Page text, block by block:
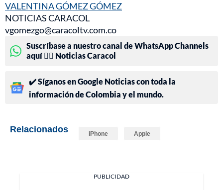
VALENTINA GÓMEZ GÓMEZ
NOTICIAS CARACOL
vgomezgo@caracoltv.com.co
Suscríbase a nuestro canal de WhatsApp Channels
aquí 👉🏻 Noticias Caracol
✔️ Síganos en Google Noticias con toda la
información de Colombia y el mundo.
Relacionados iPhone Apple
PUBLICIDAD